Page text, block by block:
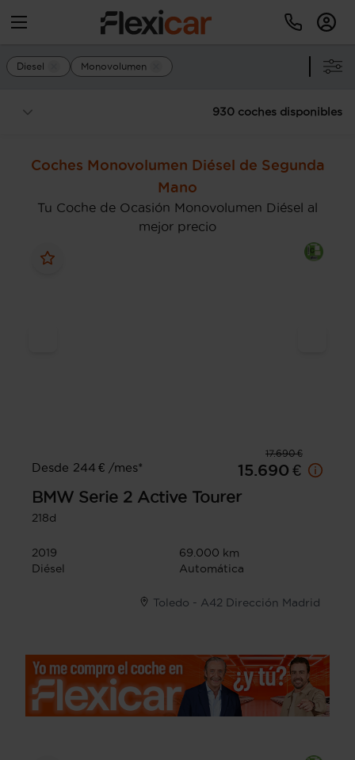
Diesel Monovolumen
930 coches disponibles
Coches Monovolumen Diésel de Segunda
Mano
Tu Coche de Ocasión Monovolumen Diésel al
mejor precio
17.690 €
Desde 244 € /mes*
15.690 €
BMW Serie 2 Active Tourer
218d
2019
69.000 km
Diésel
Automática
Toledo - A42 Dirección Madrid